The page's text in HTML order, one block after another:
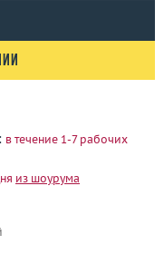
: в течение 1-7 рабочих
из шоурума